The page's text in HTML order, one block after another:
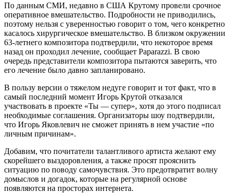
По данным СМИ, недавно в США Крутому провели срочное
оперативное вмешательство. Подробности не приводились,
поэтому нельзя с уверенностью говорит о том, чего конкретно
касалось хирургическое вмешательство. В близком окружении
63-летнего композитора подтвердили, что некоторое время
назад он проходил лечение, сообщает Paparazzi. В свою
очередь представители композитора пытаются заверить, что
его лечение было давно запланировано.
В пользу версии о тяжелом недуге говорит и тот факт, что в
самый последний момент Игорь Крутой отказался
участвовать в проекте «Ты — супер», хотя до этого подписал
необходимые соглашения. Организаторы шоу подтвердили,
что Игорь Яковлевич не сможет принять в нем участие «по
личным причинам».
Добавим, что почитатели талантливого артиста желают ему
скорейшего выздоровления, а также просят прояснить
ситуацию по поводу самочувствия. Это предотвратит волну
домыслов и догадок, которые на регулярной основе
появляются на просторах интернета.